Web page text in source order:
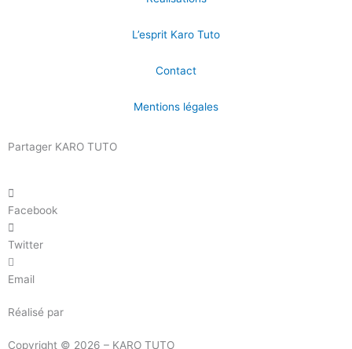
L’esprit Karo Tuto
Contact
Mentions légales
Partager KARO TUTO
Facebook
Twitter
Email
Réalisé par
Copyright © 2026 – KARO TUTO